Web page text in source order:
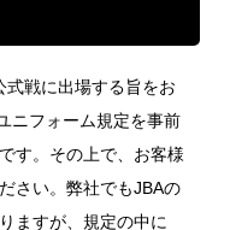
式戦に出場する旨をお
ニフォーム規定を事前
す。その上で、お客様
さい。弊社でもJBAの
ますが、規定の中に